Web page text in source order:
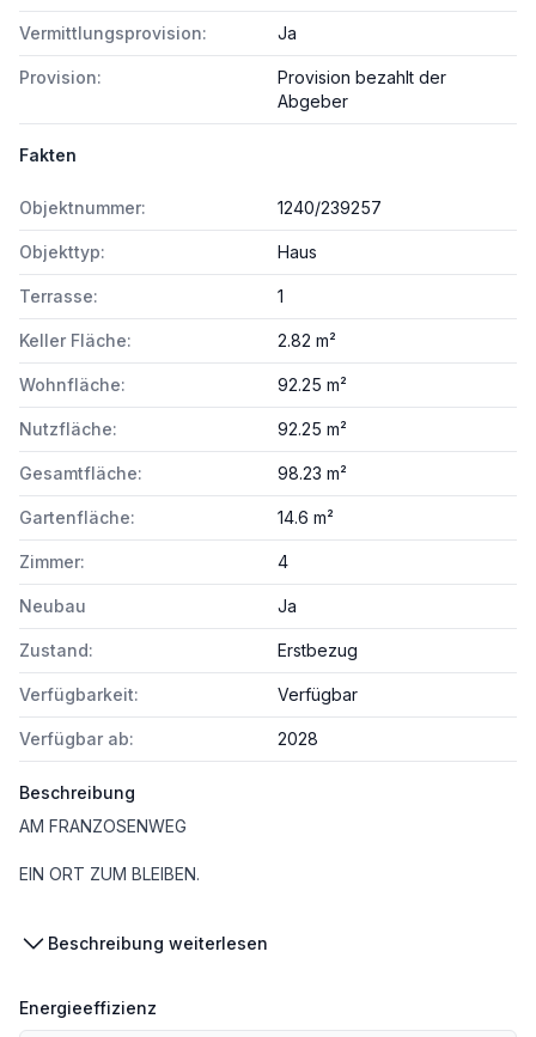
Vermittlungsprovision: Ja
Provision:
Provision bezahlt der
Abgeber
Fakten
Objektnummer: 1240/239257
Objekttyp: Haus
Terrasse: 1
Keller Fläche: 2.82 m²
Wohnfläche: 92.25 m²
Nutzfläche: 92.25 m²
Gesamtfläche: 98.23 m²
Gartenfläche: 14.6 m²
Zimmer: 4
Neubau Ja
Zustand: Erstbezug
Verfügbarkeit: Verfügbar
Verfügbar ab: 2028
Beschreibung
AM FRANZOSENWEG
EIN ORT ZUM BLEIBEN.
Die Wohnungen und Reihenhäuser bieten durchdachte Grundrisse und hochwertige Freiflächen – Gärten, Balkone oder Terrassen - für ein Wohnerlebnis mit viel Licht, Luft und Freiraum. Die Wohnungsgrößen und Zimmeranzahl können individuell gewählt werden: 2-4 Zimmer und 30m²- 100m². Auf Wunsch sind auch größere Einheiten realisierbar, etwa durch das Zusammenlegen benachbarter Wohnungen.
Beschreibung weiterlesen
Energieeffizienz